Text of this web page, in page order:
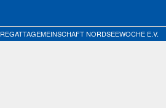
REGATTAGEMEINSCHAFT NORDSEEWOCHE E.V.